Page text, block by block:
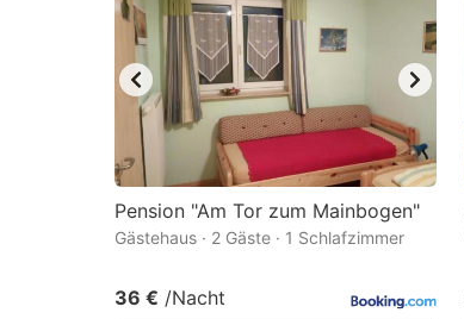
Pension "Am Tor zum Mainbogen"
Gästehaus · 2 Gäste · 1 Schlafzimmer
36 € /Nacht